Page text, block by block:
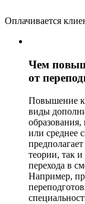
Оплачивается
Чем
от
Повышение
виды
или среднее
теории, так
перехода в
Например,